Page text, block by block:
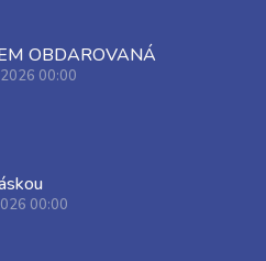
OBDAROVANÁ
00:00
00:00